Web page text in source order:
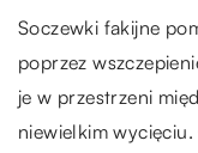
Soczewki fakijne
poprzez
je w przestrzeni
niewielkim wycięciu.